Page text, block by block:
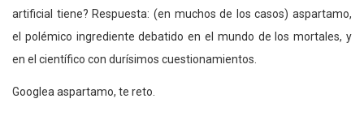
artificial tiene? Respuesta: (en muchos de los casos) aspartamo,
el polémico ingrediente debatido en el mundo de los mortales, y
en el científico con durísimos cuestionamientos.
Googlea aspartamo, te reto.